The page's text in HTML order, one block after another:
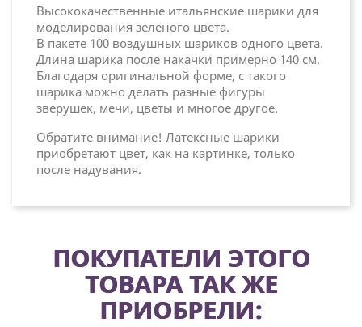
Высококачественные итальянские шарики для
моделирования зеленого цвета.
В пакете 100 воздушных шариков одного цвета.
Длина шарика после накачки примерно 140 см.
Благодаря оригинальной форме, с такого
шарика можно делать разные фигуры
зверушек, мечи, цветы и многое другое.
Обратите внимание! Латексные шарики
приобретают цвет, как на картинке, только
после надувания.
ПОКУПАТЕЛИ ЭТОГО
ТОВАРА ТАК ЖЕ
ПРИОБРЕЛИ: